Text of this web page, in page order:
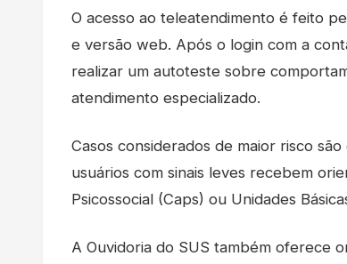
O acesso ao teleatendimento é feito
e versão web. Após o login com a
realizar um autoteste sobre
atendimento especializado.
Casos considerados de maior risco
usuários com sinais leves recebem
Psicossocial (Caps) ou Unidades
A Ouvidoria do SUS também oferece